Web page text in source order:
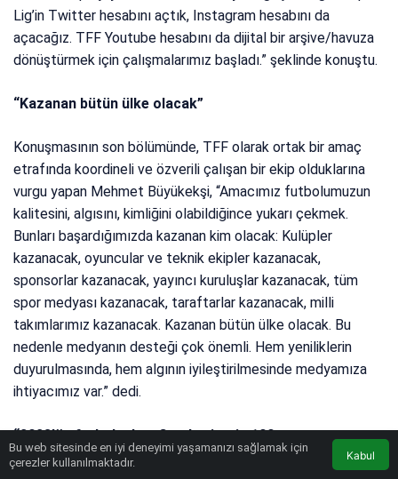
Lig’in Twitter hesabını açtık, Instagram hesabını da
açacağız. TFF Youtube hesabını da dijital bir arşive/havuza
dönüştürmek için çalışmalarımız başladı.” şeklinde konuştu.
“Kazanan bütün ülke olacak”
Konuşmasının son bölümünde, TFF olarak ortak bir amaç
etrafında koordineli ve özverili çalışan bir ekip olduklarına
vurgu yapan Mehmet Büyükekşi, “Amacımız futbolumuzun
kalitesini, algısını, kimliğini olabildiğince yukarı çekmek.
Bunları başardığımızda kazanan kim olacak: Kulüpler
kazanacak, oyuncular ve teknik ekipler kazanacak,
sponsorlar kazanacak, yayıncı kuruluşlar kazanacak, tüm
spor medyası kazanacak, taraftarlar kazanacak, milli
takımlarımız kazanacak. Kazanan bütün ülke olacak. Bu
nedenle medyanın desteği çok önemli. Hem yeniliklerin
duyurulmasında, hem algının iyileştirilmesinde medyamıza
ihtiyacımız var.” dedi.
“2023’ün futbol adına Cumhuriyetin 100. yaşına yaraşır
bir yıl olmasını diliyorum”
Bu web sitesinde en iyi deneyimi yaşamanızı sağlamak için
çerezler kullanılmaktadır.
Kabul